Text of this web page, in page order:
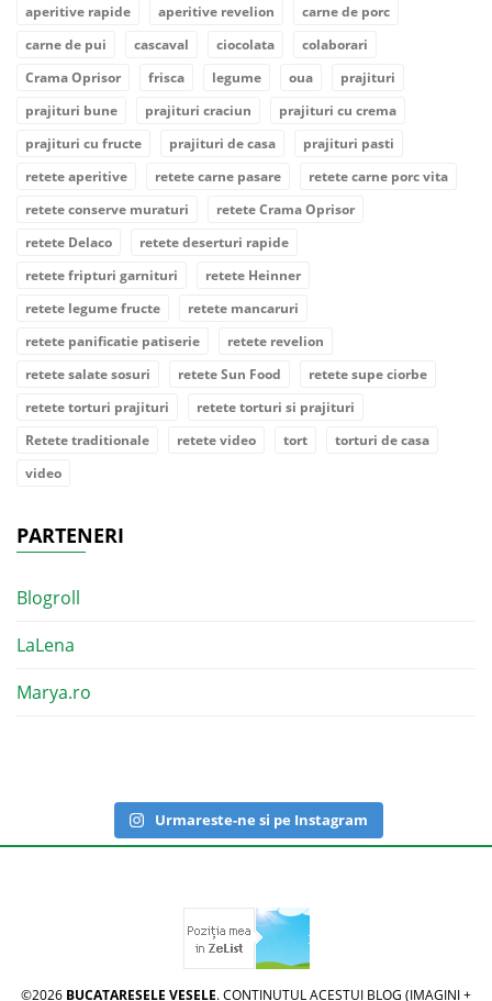
aperitive rapide
aperitive revelion
carne de porc
carne de pui
cascaval ciocolata
colaborari
Crama Oprisor
frisca legume oua
prajituri
prajituri bune
prajituri craciun
prajituri cu crema
prajituri cu fructe
prajituri de casa
prajituri pasti
retete aperitive
retete carne pasare
retete carne porc vita
retete conserve muraturi
retete Crama Oprisor
retete Delaco
retete deserturi rapide
retete fripturi garnituri
retete Heinner
retete legume fructe
retete mancaruri
retete panificatie patiserie
retete revelion
retete salate sosuri
retete Sun Food
retete supe ciorbe
retete torturi prajituri
retete torturi si prajituri
Retete traditionale
retete video tort
torturi de casa
video
PARTENERI
Blogroll
LaLena
Marya.ro
Urmareste-ne si pe Instagram
©2026 BUCATARESELE VESELE. CONTINUTUL ACESTUI BLOG (IMAGINI +